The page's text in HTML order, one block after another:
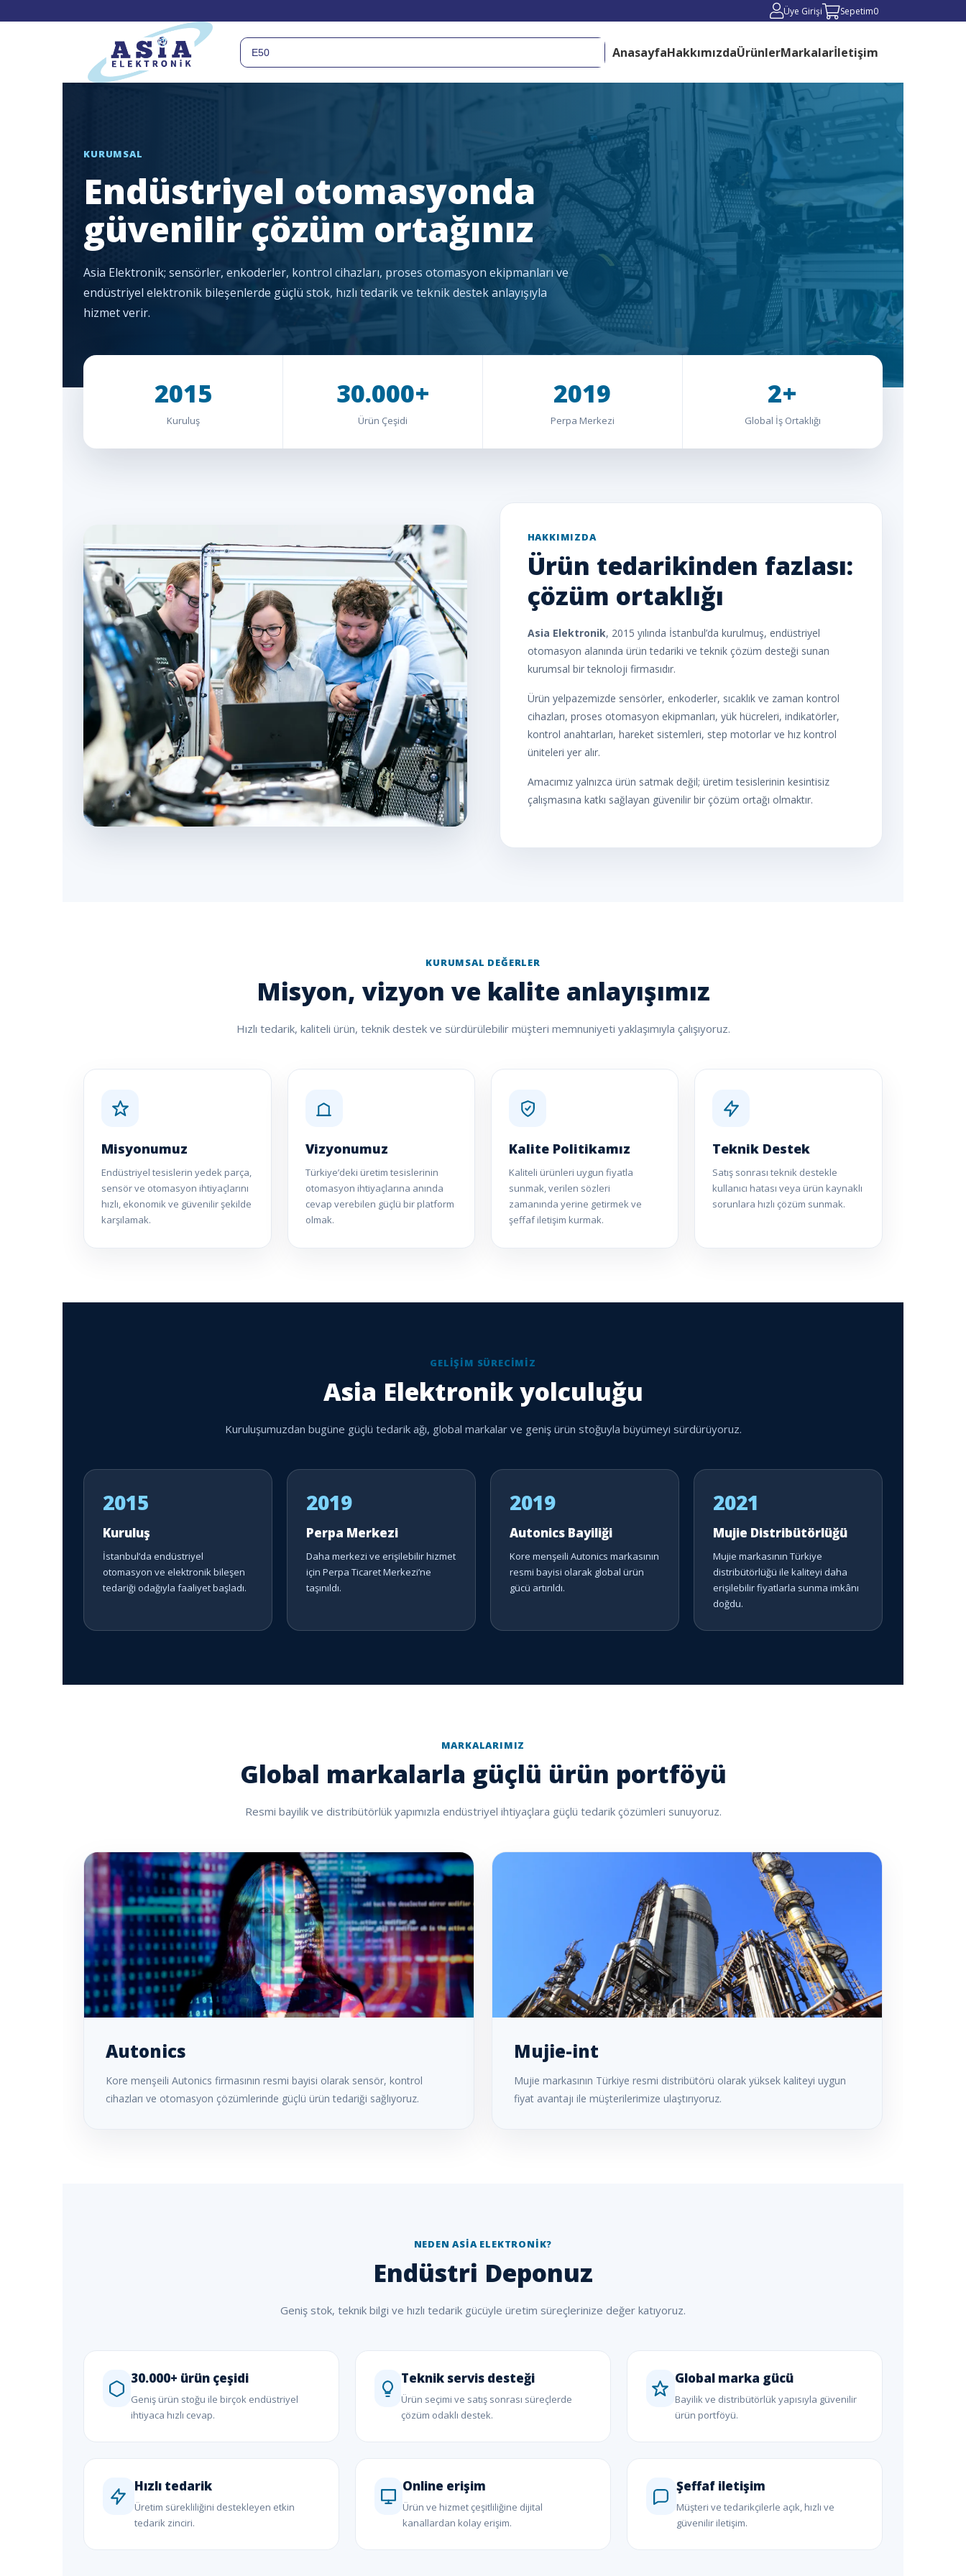
Üye Girişi Sepetim0
AnasayfaHakkımızdaÜrünlerMarkalarİletişim
KURUMSAL
Endüstriyel otomasyonda
güvenilir çözüm ortağınız
Asia Elektronik; sensörler, enkoderler, kontrol cihazları, proses otomasyon ekipmanları ve
endüstriyel elektronik bileşenlerde güçlü stok, hızlı tedarik ve teknik destek anlayışıyla
hizmet verir.
2015
Kuruluş
30.000+
Ürün Çeşidi
2019
Perpa Merkezi
2+
Global İş Ortaklığı
HAKKIMIZDA
Ürün tedarikinden fazlası:
çözüm ortaklığı
Asia Elektronik, 2015 yılında İstanbul’da kurulmuş, endüstriyel
otomasyon alanında ürün tedariki ve teknik çözüm desteği sunan
kurumsal bir teknoloji firmasıdır.
Ürün yelpazemizde sensörler, enkoderler, sıcaklık ve zaman kontrol
cihazları, proses otomasyon ekipmanları, yük hücreleri, indikatörler,
kontrol anahtarları, hareket sistemleri, step motorlar ve hız kontrol
üniteleri yer alır.
Amacımız yalnızca ürün satmak değil; üretim tesislerinin kesintisiz
çalışmasına katkı sağlayan güvenilir bir çözüm ortağı olmaktır.
KURUMSAL DEĞERLER
Misyon, vizyon ve kalite anlayışımız
Hızlı tedarik, kaliteli ürün, teknik destek ve sürdürülebilir müşteri memnuniyeti yaklaşımıyla çalışıyoruz.
Misyonumuz
Endüstriyel tesislerin yedek parça,
sensör ve otomasyon ihtiyaçlarını
hızlı, ekonomik ve güvenilir şekilde
karşılamak.
Vizyonumuz
Türkiye’deki üretim tesislerinin
otomasyon ihtiyaçlarına anında
cevap verebilen güçlü bir platform
olmak.
Kalite Politikamız
Kaliteli ürünleri uygun fiyatla
sunmak, verilen sözleri
zamanında yerine getirmek ve
şeffaf iletişim kurmak.
Teknik Destek
Satış sonrası teknik destekle
kullanıcı hatası veya ürün kaynaklı
sorunlara hızlı çözüm sunmak.
GELIŞIM SÜRECIMIZ
Asia Elektronik yolculuğu
Kuruluşumuzdan bugüne güçlü tedarik ağı, global markalar ve geniş ürün stoğuyla büyümeyi sürdürüyoruz.
2015
Kuruluş
İstanbul’da endüstriyel
otomasyon ve elektronik bileşen
tedariği odağıyla faaliyet başladı.
2019
Perpa Merkezi
Daha merkezi ve erişilebilir hizmet
için Perpa Ticaret Merkezi’ne
taşınıldı.
2019
Autonics Bayiliği
Kore menşeili Autonics markasının
resmi bayisi olarak global ürün
gücü artırıldı.
2021
Mujie Distribütörlüğü
Mujie markasının Türkiye
distribütörlüğü ile kaliteyi daha
erişilebilir fiyatlarla sunma imkânı
doğdu.
MARKALARIMIZ
Global markalarla güçlü ürün portföyü
Resmi bayilik ve distribütörlük yapımızla endüstriyel ihtiyaçlara güçlü tedarik çözümleri sunuyoruz.
Autonics
Kore menşeili Autonics firmasının resmi bayisi olarak sensör, kontrol
cihazları ve otomasyon çözümlerinde güçlü ürün tedariği sağlıyoruz.
Mujie-int
Mujie markasının Türkiye resmi distribütörü olarak yüksek kaliteyi uygun
fiyat avantajı ile müşterilerimize ulaştırıyoruz.
NEDEN ASIA ELEKTRONIK?
Endüstri Deponuz
Geniş stok, teknik bilgi ve hızlı tedarik gücüyle üretim süreçlerinize değer katıyoruz.
30.000+ ürün çeşidi
Geniş ürün stoğu ile birçok endüstriyel
ihtiyaca hızlı cevap.
Teknik servis desteği
Ürün seçimi ve satış sonrası süreçlerde
çözüm odaklı destek.
Global marka gücü
Bayilik ve distribütörlük yapısıyla güvenilir
ürün portföyü.
Hızlı tedarik
Üretim sürekliliğini destekleyen etkin
tedarik zinciri.
Online erişim
Ürün ve hizmet çeşitliliğine dijital
kanallardan kolay erişim.
Şeffaf iletişim
Müşteri ve tedarikçilerle açık, hızlı ve
güvenilir iletişim.